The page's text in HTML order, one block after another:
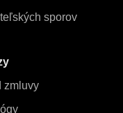
sporov
zmluvy